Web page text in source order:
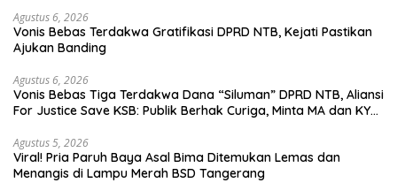
Agustus 6, 2026
Vonis Bebas Terdakwa Gratifikasi DPRD NTB, Kejati Pastikan
Ajukan Banding
Agustus 6, 2026
Vonis Bebas Tiga Terdakwa Dana “Siluman” DPRD NTB, Aliansi
For Justice Save KSB: Publik Berhak Curiga, Minta MA dan KY
Agustus 5, 2026
Viral! Pria Paruh Baya Asal Bima Ditemukan Lemas dan
Menangis di Lampu Merah BSD Tangerang